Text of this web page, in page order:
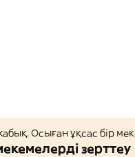
Осыған ұқсас бір
зерттеу